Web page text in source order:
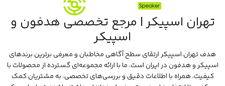
تهران اسپیکر | مرجع تخصصی هدفون و
اسپیکر
هدف تهران اسپیکر ارتقای سطح آگاهی مخاطبان و معرفی برترین برندهای
اسپیکر و هدفون در ایران است. ما با ارائه مجموعه‌ای گسترده از محصولات با
کیفیت، همراه با اطلاعات دقیق و بررسی‌های تخصصی، به مشتریان کمک